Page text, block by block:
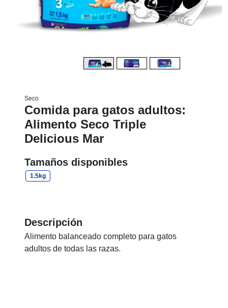
Seco
Comida para gatos adultos:
Alimento Seco Triple
Delicious Mar
Tamaños disponibles
1.5kg
Descripción
Alimento balanceado completo para gatos
adultos de todas las razas.